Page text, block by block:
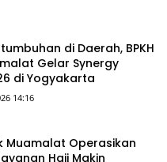
di Daerah, BPKH
Gelar Synergy
di Yogyakarta
14:16
Muamalat Operasikan
Haji Makin